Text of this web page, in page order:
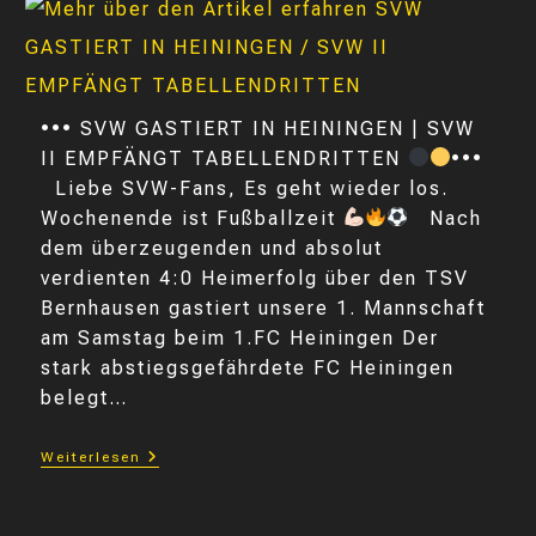
••• SVW GASTIERT IN HEININGEN | SVW
II EMPFÄNGT TABELLENDRITTEN
•••
Liebe SVW-Fans, Es geht wieder los.
Wochenende ist Fußballzeit
Nach
dem überzeugenden und absolut
verdienten 4:0 Heimerfolg über den TSV
Bernhausen gastiert unsere 1. Mannschaft
am Samstag beim 1.FC Heiningen Der
stark abstiegsgefährdete FC Heiningen
belegt…
Weiterlesen
SVW